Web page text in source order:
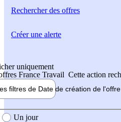
Rechercherdes offres
uniquement
France Travail Cette action
filtres de Date de création de l'offre
création de l'offre
Un jour
Créer une alerte